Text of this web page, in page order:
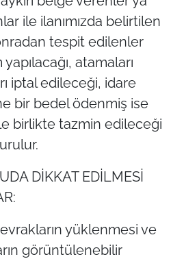
ile ilanımızda belirtilen
tespit edilenler
atamaları
iptal edileceği, idare
bir bedel ödenmiş ise
birlikte tazmin edileceği
DİKKAT EDİLMESİ
yüklenmesi ve
görüntülenebilir